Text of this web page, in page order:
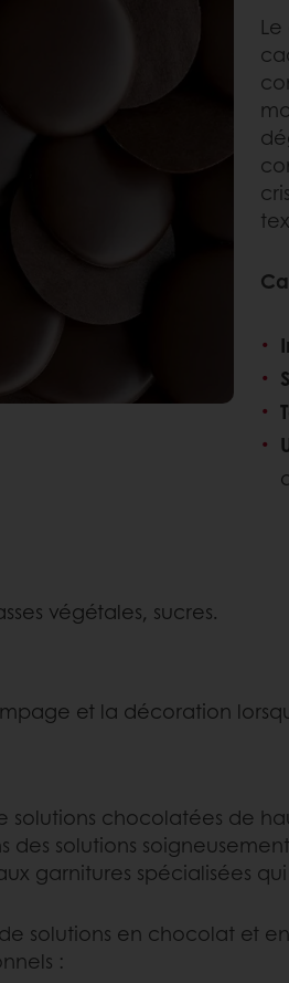
végétales, sucres.
et la décoration
solutions chocolatées de
des solutions
garnitures spécialisées
solutions en chocolat et
: